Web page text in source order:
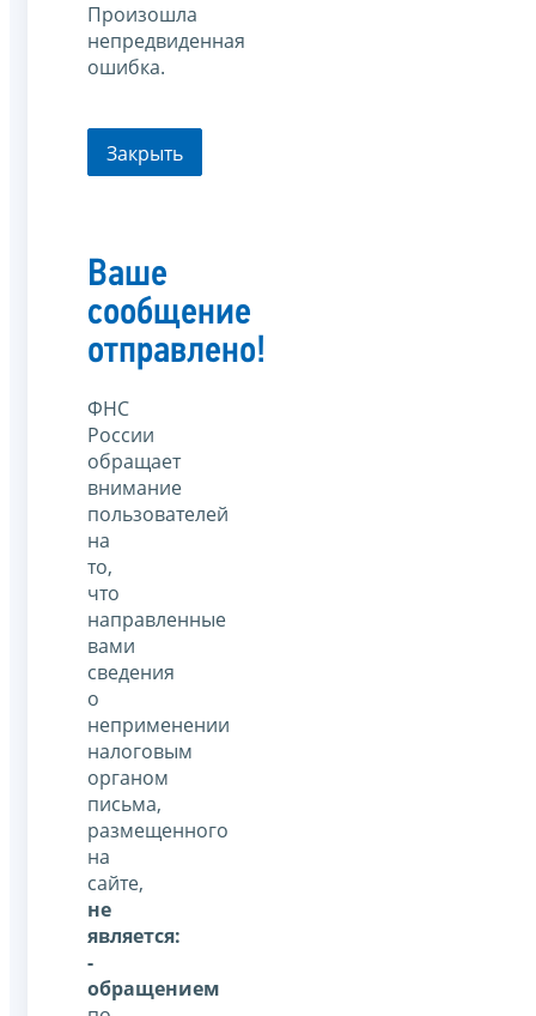
Произошла
непредвиденная
ошибка.
Закрыть
Ваше
сообщение
отправлено!
ФНС
России
обращает
внимание
пользователей
на
то,
что
направленные
вами
сведения
о
неприменении
налоговым
органом
письма,
размещенного
на
сайте,
не
является:
-
обращением